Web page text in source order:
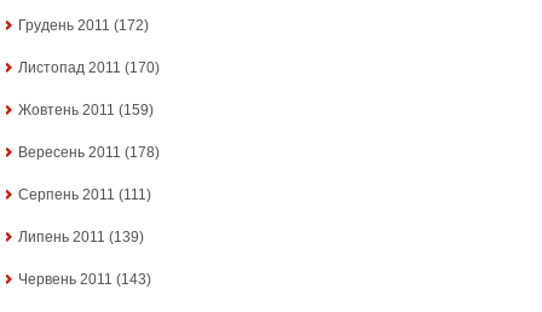
Грудень 2011 (172)
Листопад 2011 (170)
Жовтень 2011 (159)
Вересень 2011 (178)
Серпень 2011 (111)
Липень 2011 (139)
Червень 2011 (143)